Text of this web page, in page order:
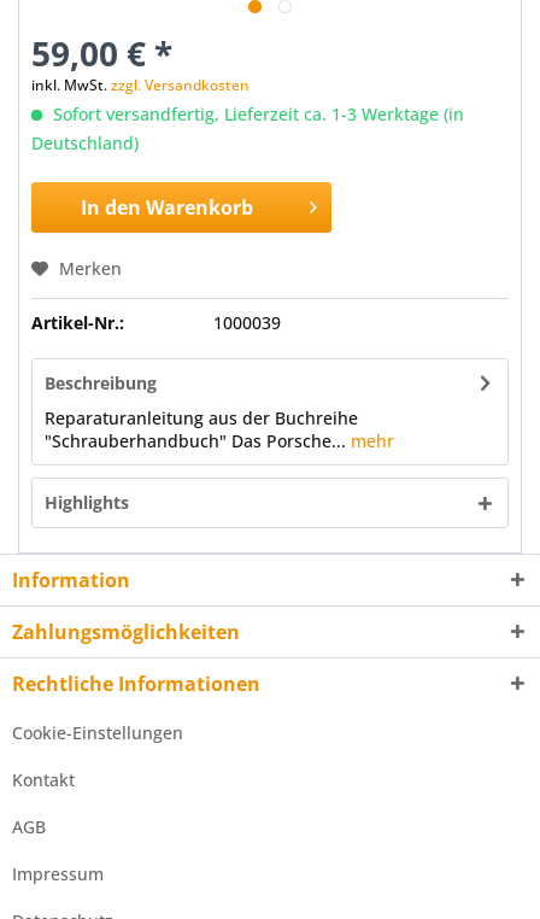
59,00 € *
inkl. MwSt.zzgl. Versandkosten
Sofort versandfertig, Lieferzeit ca. 1-3 Werktage (in
Deutschland)
In den Warenkorb
Merken
Artikel-Nr.: 1000039
Beschreibung
Reparaturanleitung aus der Buchreihe
"Schrauberhandbuch" Das Porsche... mehr
Highlights
Information
Zahlungsmöglichkeiten
Rechtliche Informationen
Cookie-Einstellungen
Kontakt
AGB
Impressum